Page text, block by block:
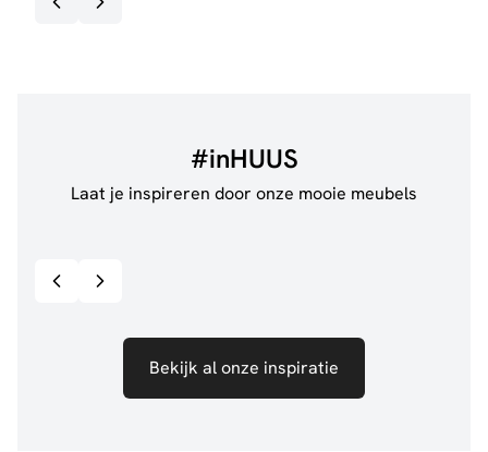
#inHUUS
Laat je inspireren door onze mooie meubels
Bekijk al onze inspiratie